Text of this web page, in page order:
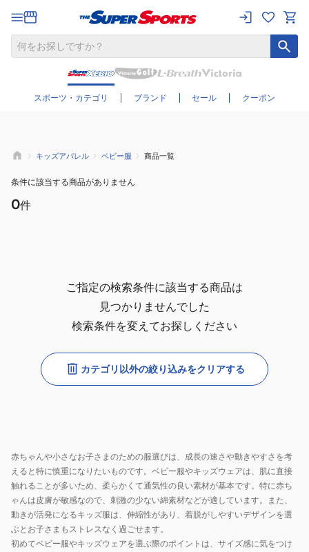
スポーツ・カテゴリ ブランド セール クーポン
さらに絞り込む
キッズアパレル ベビー服 商品一覧
条件に該当する商品がありません
0件
ご指定の検索条件に該当する商品は
見つかりませんでした
検索条件を変えてお探しください
カテゴリ以外の絞り込みをクリアする
赤ちゃんや小さなお子さまのための服選びは、成長の速さや動きやすさを考
えると特に慎重になりたいものです。ベビー服やキッズウェアは、肌に直接
触れることが多いため、柔らかくて通気性の良い素材が基本です。特に赤ち
ゃんは皮膚が敏感なので、刺激の少ない綿素材などが適しています。また、
動きが活発になるキッズ服は、伸縮性があり、着脱がしやすいデザインを選
ぶとお子さまもストレスなく過ごせます。
初めてベビー服やキッズウェアを選ぶ際のポイントは、サイズ感に気をつけ